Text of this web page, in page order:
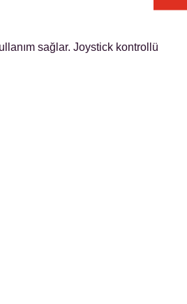
sağlar. Joystick kontrollü